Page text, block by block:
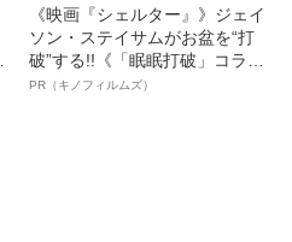
《映画『シェルター』》ジェイ
ソン・ステイサムがお盆を“打
破”する!!《「眠眠打破」コラ
ボ》
PR（キノフィルムズ）